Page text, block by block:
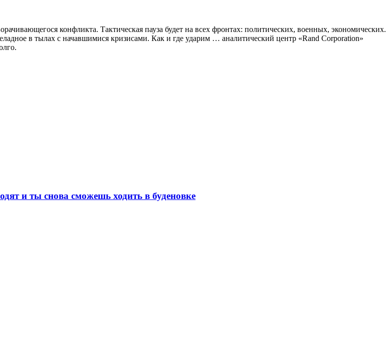
конфликта. Тактическая пауза будет на всех фронтах: политических, военных, экономических.
в тылах с начавшимися кризисами. Как и где ударим … аналитический центр «Rand Corporation»
и ты снова сможешь ходить в буденовке